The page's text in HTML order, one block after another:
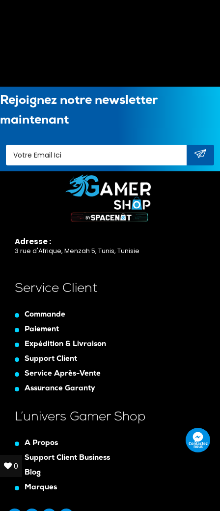
Rejoignez notre newsletter
maintenant
Adresse :
3 rue d'Afrique, Menzah 5, Tunis, Tunisie
Service Client
Commande
Paiement
Expédition & Livraison
Support Client
Service Après-Vente
Assurance Garanty
L’univers Gamer Shop
A Propos
Support Client Business
Blog
Marques
Contactez
nous
0
0